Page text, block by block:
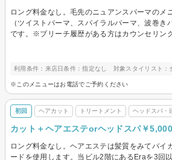
ロング料金なし。毛先のニュアンスパーマの
（ツイストパーマ、スパイラルパーマ、波巻き
です。※ブリーチ履歴がある方はカウンセリン
利用条件：来店日条件：指定なし 対象スタイリスト
※このメニューはお電話でご予約ください
初回 ヘアカット トリートメント ヘッドスパ・
カット＋ヘアエステorヘッドスパ￥5,000
ロング料金なし。ヘアエステは髪質をみてバイ
ードを使用します。当ビル2階にあるEraを3回